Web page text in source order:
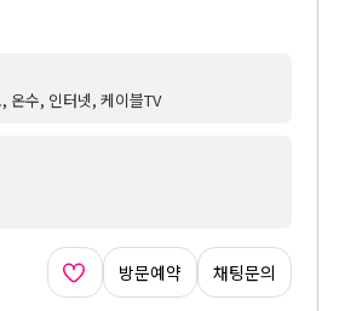
온수, 인터넷, 케이블TV
방문예약 채팅문의